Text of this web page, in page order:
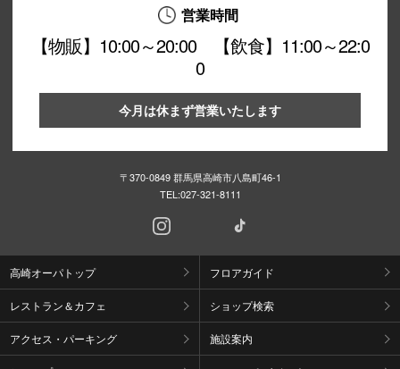
営業時間
【物販】10:00～20:00 【飲食】11:00～22:0
0
今月は休まず営業いたします
〒370-0849 群馬県高崎市八島町46-1
TEL:027-321-8111
高崎オーパトップ フロアガイド
レストラン＆カフェ ショップ検索
アクセス・パーキング 施設案内